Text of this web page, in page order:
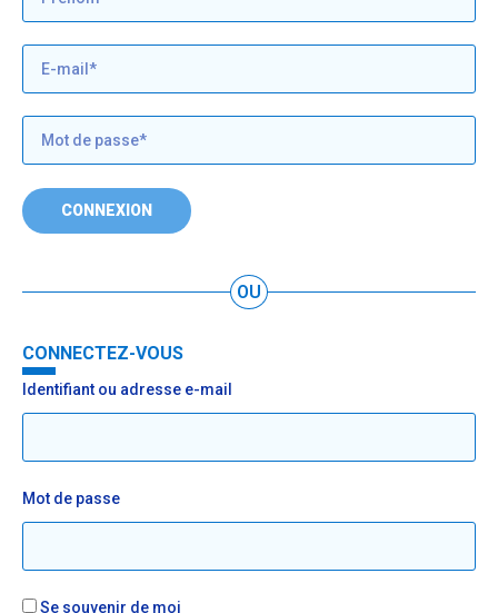
CONNEXION
OU
CONNECTEZ-VOUS
Identifiant ou adresse e-mail
Mot de passe
Se souvenir de moi